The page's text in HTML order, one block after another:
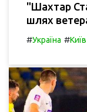
"Шахтар
шлях
#Україна #Київ